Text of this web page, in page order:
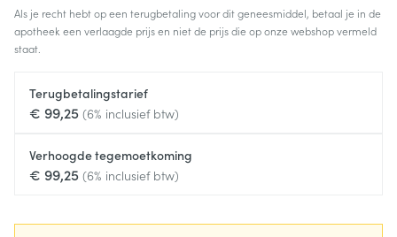
Als je recht hebt op een terugbetaling voor dit geneesmiddel, betaal je in de
apotheek een verlaagde prijs en niet de prijs die op onze webshop vermeld
staat.
Terugbetalingstarief
€ 99,25 (6% inclusief btw)
Verhoogde tegemoetkoming
€ 99,25 (6% inclusief btw)